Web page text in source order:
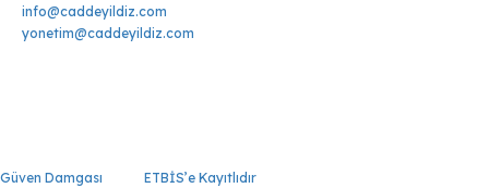
info@caddeyildiz.com
yonetim@caddeyildiz.com
Güven Damgası ETBİS’e Kayıtlıdır